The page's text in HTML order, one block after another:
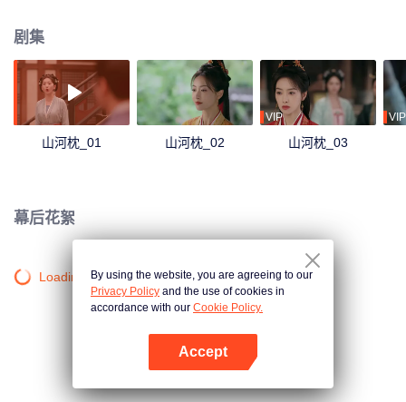
碍。他们历经生死考验，共同抵御外敌，深入调查真相，携手守护大好山河。
剧集
山河枕_01 山河枕_02
VIP
山河枕_03
VIP
幕后花絮
Loading…By using the website, you are agreeing to our
Privacy Policy and the use of cookies in
accordance with our Cookie Policy.
Accept